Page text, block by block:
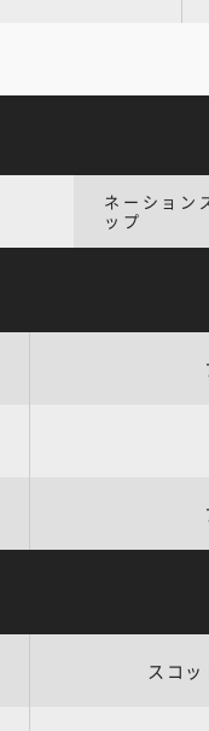
ネーション
ップ
スコッ